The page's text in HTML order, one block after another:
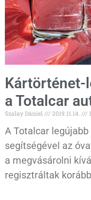
Kártörténet-
a Totalcar
Szalay Dániel 2019.11.14.
A Totalcar
segítségével az
a megvásárolni
regisztráltak